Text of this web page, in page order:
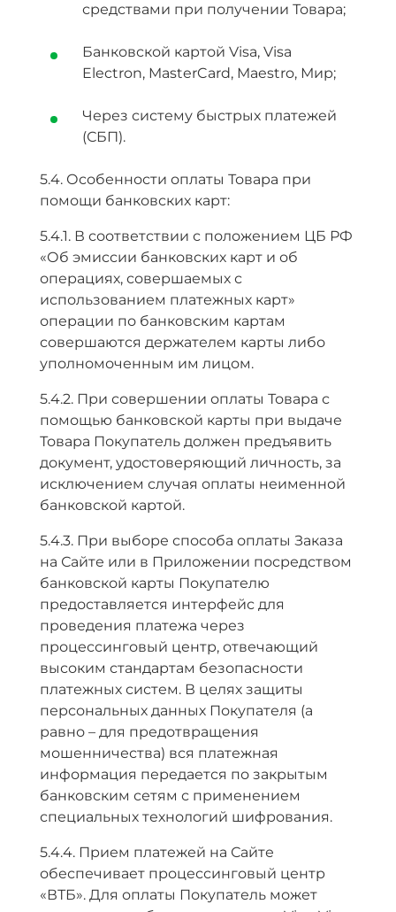
средствами при получении Товара;
Банковской картой Visa, Visa
Electron, MasterCard, Maestro, Мир;
Через систему быстрых платежей
(СБП).
5.4. Особенности оплаты Товара при
помощи банковских карт:
5.4.1. В соответствии с положением ЦБ РФ
«Об эмиссии банковских карт и об
операциях, совершаемых с
использованием платежных карт»
операции по банковским картам
совершаются держателем карты либо
уполномоченным им лицом.
5.4.2. При совершении оплаты Товара с
помощью банковской карты при выдаче
Товара Покупатель должен предъявить
документ, удостоверяющий личность, за
исключением случая оплаты неименной
банковской картой.
5.4.3. При выборе способа оплаты Заказа
на Сайте или в Приложении посредством
банковской карты Покупателю
предоставляется интерфейс для
проведения платежа через
процессинговый центр, отвечающий
высоким стандартам безопасности
платежных систем. В целях защиты
персональных данных Покупателя (а
равно – для предотвращения
мошенничества) вся платежная
информация передается по закрытым
банковским сетям с применением
специальных технологий шифрования.
5.4.4. Прием платежей на Сайте
обеспечивает процессинговый центр
«ВТБ». Для оплаты Покупатель может